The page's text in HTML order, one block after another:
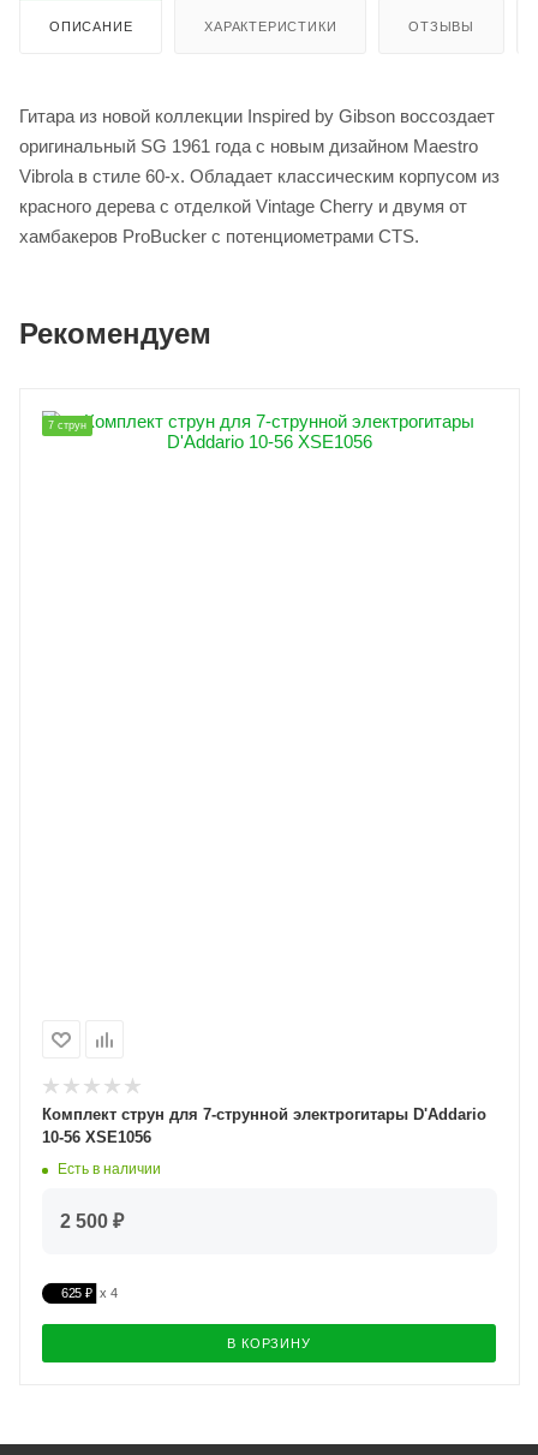
ОПИСАНИЕ ХАРАКТЕРИСТИКИ ОТЗЫВЫ
Гитара из новой коллекции Inspired by Gibson воссоздает
оригинальный SG 1961 года с новым дизайном Maestro
Vibrola в стиле 60-х. Обладает классическим корпусом из
красного дерева с отделкой Vintage Cherry и двумя от
хамбакеров ProBucker с потенциометрами CTS.
Рекомендуем
7 струн
Комплект струн для 7-струнной электрогитары D'Addario
10-56 XSE1056
Есть в наличии
2 500 ₽
625 ₽
В КОРЗИНУ